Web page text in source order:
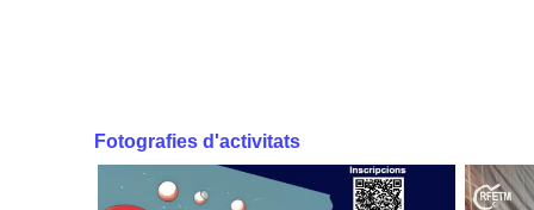
Fotografies d'activitats